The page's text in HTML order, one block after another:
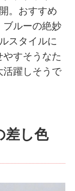
。おすすめ
ブルーの絶妙
スタイルに
やすそうなた
活躍しそうで
差し色